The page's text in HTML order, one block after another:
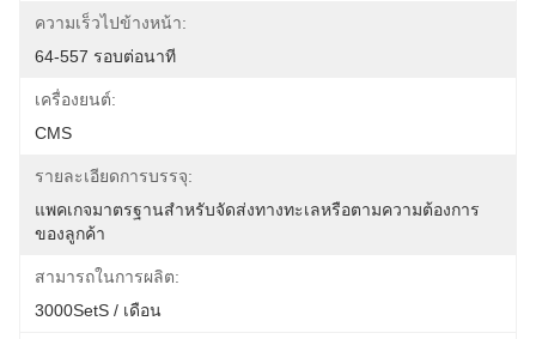
ความเร็วไปข้างหน้า:
64-557 รอบต่อนาที
เครื่องยนต์:
CMS
รายละเอียดการบรรจุ:
แพคเกจมาตรฐานสำหรับจัดส่งทางทะเลหรือตามความต้องการ
ของลูกค้า
สามารถในการผลิต:
3000SetS / เดือน